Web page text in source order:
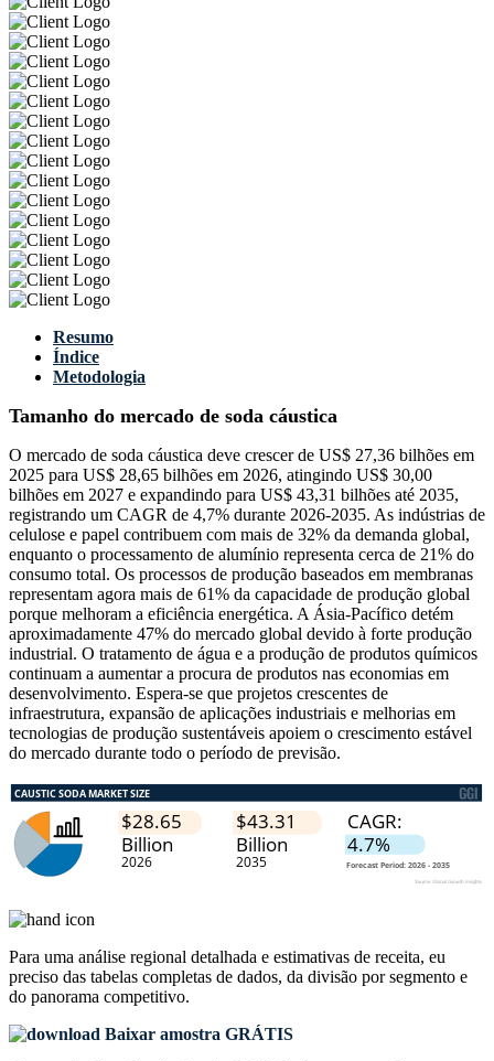
Resumo
Índice
Metodologia
Tamanho do mercado de soda cáustica
O mercado de soda cáustica deve crescer de US$ 27,36 bilhões em
2025 para US$ 28,65 bilhões em 2026, atingindo US$ 30,00
bilhões em 2027 e expandindo para US$ 43,31 bilhões até 2035,
registrando um CAGR de 4,7% durante 2026-2035. As indústrias de
celulose e papel contribuem com mais de 32% da demanda global,
enquanto o processamento de alumínio representa cerca de 21% do
consumo total. Os processos de produção baseados em membranas
representam agora mais de 61% da capacidade de produção global
porque melhoram a eficiência energética. A Ásia-Pacífico detém
aproximadamente 47% do mercado global devido à forte produção
industrial. O tratamento de água e a produção de produtos químicos
continuam a aumentar a procura de produtos nas economias em
desenvolvimento. Espera-se que projetos crescentes de
infraestrutura, expansão de aplicações industriais e melhorias em
tecnologias de produção sustentáveis ​​apoiem o crescimento estável
do mercado durante todo o período de previsão.
Para uma análise regional detalhada e estimativas de receita, eu
preciso das tabelas completas de dados, da divisão por segmento e
do panorama competitivo.
Baixar amostra GRÁTIS